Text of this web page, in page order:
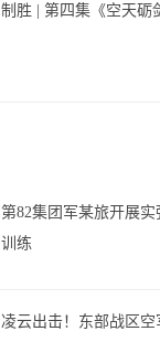
制胜 | 第四集《空天砺
第82集团军某旅开展实
训练
凌云出击！东部战区空